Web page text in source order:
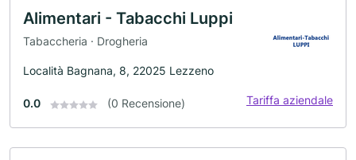
Alimentari - Tabacchi Luppi
Tabaccheria · Drogheria
Località Bagnana, 8, 22025 Lezzeno
0.0 (0 Recensione) Tariffa aziendale